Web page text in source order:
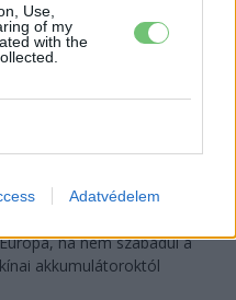
Use,
of my
with the
Adatvédelem
Akkumulátor
ha nem szabadul a
kínai akkumulátoroktól